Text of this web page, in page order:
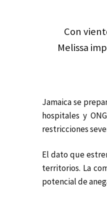
Con
Melissa
Jamaica se
hospitales y
restricciones
El dato que
territorios. La
potencial de